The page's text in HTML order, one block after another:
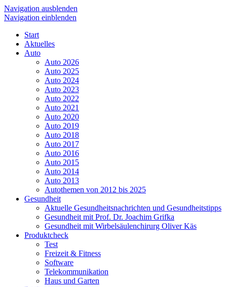
Navigation ausblenden
Navigation einblenden
Start
Aktuelles
Auto
Auto 2026
Auto 2025
Auto 2024
Auto 2023
Auto 2022
Auto 2021
Auto 2020
Auto 2019
Auto 2018
Auto 2017
Auto 2016
Auto 2015
Auto 2014
Auto 2013
Autothemen von 2012 bis 2025
Gesundheit
Aktuelle Gesundheitsnachrichten und Gesundheitstipps
Gesundheit mit Prof. Dr. Joachim Grifka
Gesundheit mit Wirbelsäulenchirurg Oliver Käs
Produktcheck
Test
Freizeit & Fitness
Software
Telekommunikation
Haus und Garten